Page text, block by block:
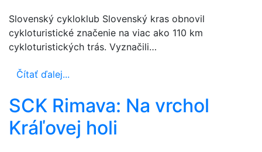
Slovenský cykloklub Slovenský kras obnovil
cykloturistické značenie na viac ako 110 km
cykloturistických trás. Vyznačili…
Čítať ďalej...
SCK Rimava: Na vrchol
Kráľovej holi